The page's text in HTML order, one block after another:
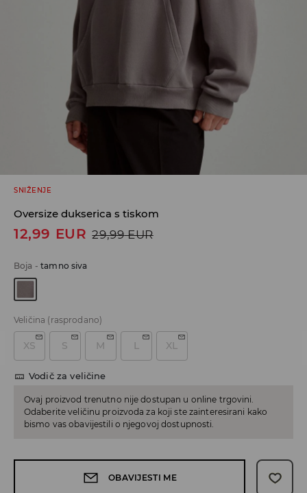
SNIŽENJE
Oversize dukserica s tiskom
12,99 EUR 29,99 EUR
Boja -tamno siva
Veličina (rasprodano)
XS S M L XL
Vodič za veličine
Ovaj proizvod trenutno nije dostupan u online trgovini.
Odaberite veličinu proizvoda za koji ste zainteresirani kako
bismo vas obavijestili o njegovoj dostupnosti.
OBAVIJESTI ME